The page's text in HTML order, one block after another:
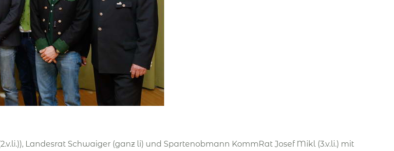
Landesrat Schwaiger (ganz li) und Spartenobmann KommRat Josef Mikl (3.v.li.) mit